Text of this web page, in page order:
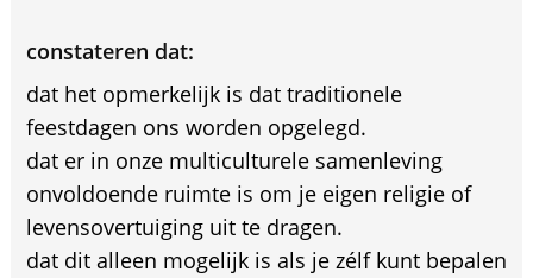
constateren dat:
dat het opmerkelijk is dat traditionele
feestdagen ons worden opgelegd.
dat er in onze multiculturele samenleving
onvoldoende ruimte is om je eigen religie of
levensovertuiging uit te dragen.
dat dit alleen mogelijk is als je zélf kunt bepalen